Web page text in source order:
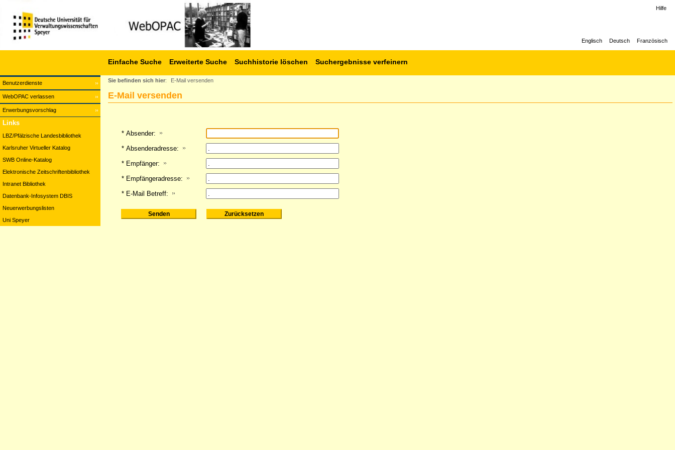
Benutzerdienste
WebOPAC verlassen
Erwerbungsvorschlag
Einfache Suche Erweiterte Suche Suchhistorie löschen Suchergebnisse verfeinern
Hilfe
Englisch Deutsch Französisch
Links
LBZ/Pfälzische Landesbibliothek
Karlsruher Virtueller Katalog
SWB Online-Katalog
Elektronische Zeitschriftenbibliothek
Intranet Bibliothek
Datenbank-Infosystem DBIS
Neuerwerbungslisten
Uni Speyer
Sie befinden sich hier: E-Mail versenden
E-Mail versenden
* Absender:
* Absenderadresse:
* Empfänger:
* Empfängeradresse:
* E-Mail Betreff: